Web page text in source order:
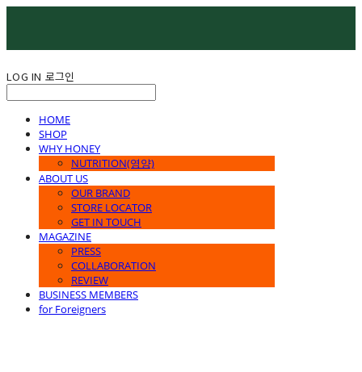
LOG IN 로그인
HOME
SHOP
WHY HONEY
NUTRITION(영양)
ABOUT US
OUR BRAND
STORE LOCATOR
GET IN TOUCH
MAGAZINE
PRESS
COLLABORATION
REVIEW
BUSINESS MEMBERS
for Foreigners